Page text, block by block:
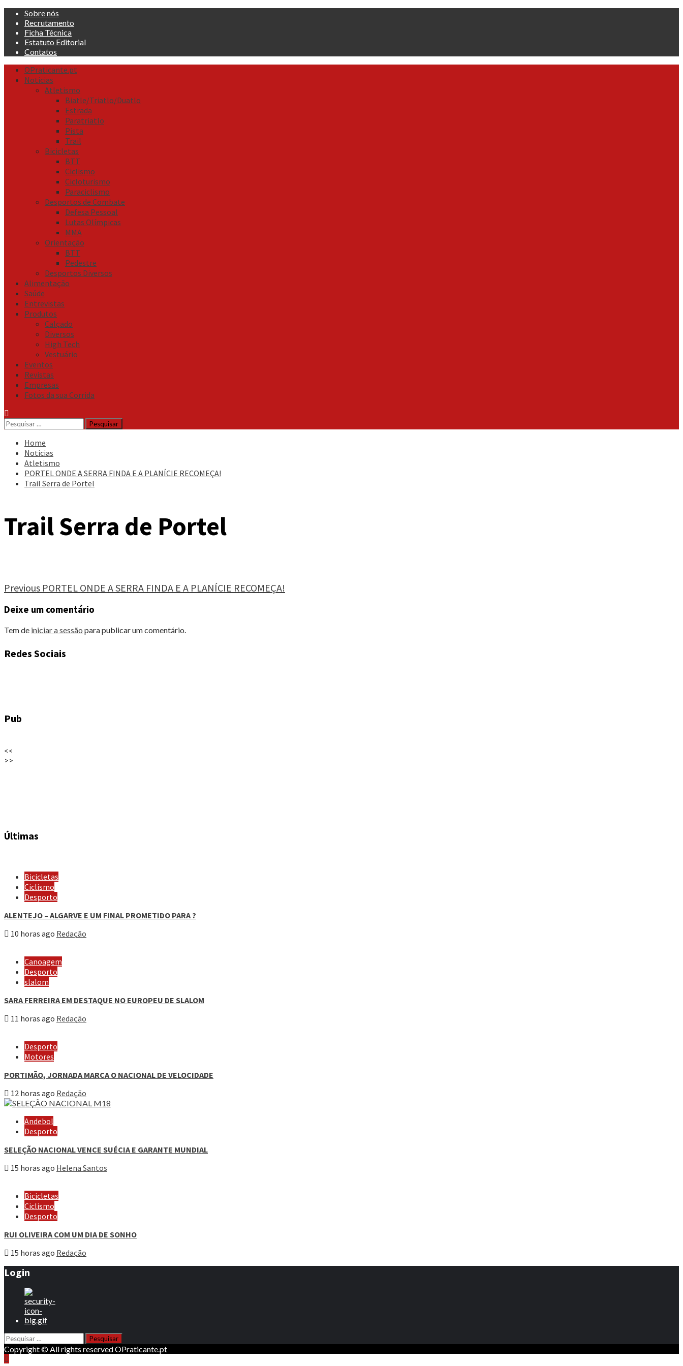
Skip
content
Sobre nós
Recrutamento
Ficha Técnica
Estatuto Editorial
Contatos
Primary
Menu
OPraticante.pt
Noticias
Atletismo
Biatle/Triatlo/Duatlo
Estrada
Paratriatlo
Pista
Trail
Bicicletas
BTT
Ciclismo
Cicloturismo
Paraciclismo
Desportos de Combate
Defesa Pessoal
Lutas Olímpicas
MMA
Orientação
BTT
Pedestre
Desportos Diversos
Alimentação
Saúde
Entrevistas
Produtos
Calçado
Diversos
High Tech
Vestuário
Eventos
Revistas
Empresas
Fotos da sua Corrida
Pesquisar
por:
Home
Noticias
Atletismo
PORTEL ONDE A SERRA FINDA E A PLANÍCIE RECOMEÇA!
Trail Serra de Portel
Trail Serra de Portel
Continue
Reading
Previous PORTEL ONDE A SERRA FINDA E A PLANÍCIE RECOMEÇA!
Deixe um comentário
Tem de iniciar a sessão para publicar um comentário.
Redes Sociais
Pub
<<
>>
Últimas
Bicicletas
Ciclismo
Desporto
ALENTEJO – ALGARVE E UM FINAL PROMETIDO PARA ?
10 horas ago Redação
Canoagem
Desporto
slalom
SARA FERREIRA EM DESTAQUE NO EUROPEU DE SLALOM
11 horas ago Redação
Desporto
Motores
PORTIMÃO, JORNADA MARCA O NACIONAL DE VELOCIDADE
12 horas ago Redação
Andebol
Desporto
SELEÇÃO NACIONAL VENCE SUÉCIA E GARANTE MUNDIAL
15 horas ago Helena Santos
Bicicletas
Ciclismo
Desporto
RUI OLIVEIRA COM UM DIA DE SONHO
15 horas ago Redação
Login
Pesquisar
por:
Copyright © All rights reserved OPraticante.pt